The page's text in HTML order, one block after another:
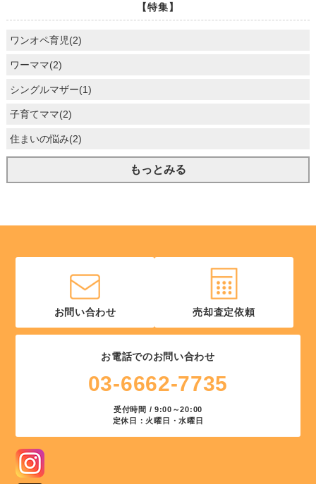
【特集】
ワンオペ育児(2)
ワーママ(2)
シングルマザー(1)
子育てママ(2)
住まいの悩み(2)
もっとみる
お電話でのお問い合わせ
03-6662-7735
受付時間 / 9:00～20:00
定休日：火曜日・水曜日
お問い合わせ 売却査定依頼